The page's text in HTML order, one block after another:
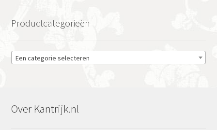
Productcategorieën
Een categorie selecteren
Over Kantrijk.nl